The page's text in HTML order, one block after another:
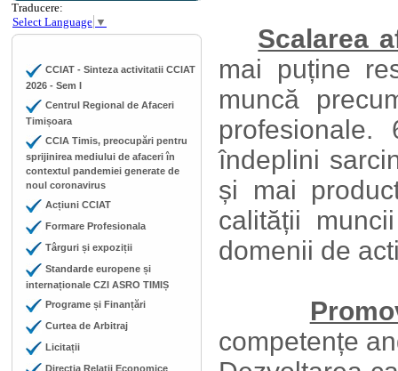
Traducere:
Select Language ▼
CCIAT - Sinteza activitatii CCIAT
2026 - Sem I
Centrul Regional de Afaceri
Timișoara
CCIA Timis, preocupări pentru
sprijinirea mediului de afaceri în
contextul pandemiei generate de
noul coronavirus
Acțiuni CCIAT
Formare Profesionala
Târguri și expoziții
Standarde europene și
internaționale CZI ASRO TIMIȘ
Programe și Finanțări
Curtea de Arbitraj
Licitații
Direcția Relații Economice
Scalarea
mai puține
muncă
îndeplini
și mai
calității
domenii de
competențe